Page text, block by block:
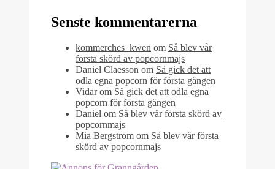
Senste kommentarerna
kommerches_kwen om Så blev vår
första skörd av popcornmajs
Daniel Claesson om Så gick det att
odla egna popcorn för första gången
Vidarom Så gick det att odla egna
popcorn för första gången
Daniel om Så blev vår första skörd av
popcornmajs
Mia Bergström om Så blev vår första
skörd av popcornmajs